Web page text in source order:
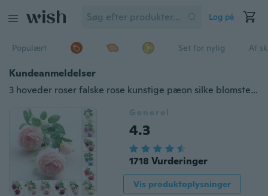
Log på
Populært Set for nylig At
Kundeanmeldelser
3 hoveder roser falske rose kunstige pæon silke blomster bryllupsfest brudebuket hjemindretning
Generel
4.3
1718 Vurderinger
Vis produktoplysninger